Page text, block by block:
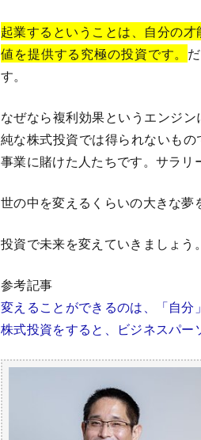
起業するということは、自分の
値を提供する究極の投資です。
す。
なぜなら複利効果というエンジ
純な株式投資では得られないも
事業に賭けた人たちです。サラリ
世の中を変えるくらいの大きな夢
投資で未来を変えていきましょう
参考記事
変えることができるのは、「自分
株式投資をすると、ビジネスパ